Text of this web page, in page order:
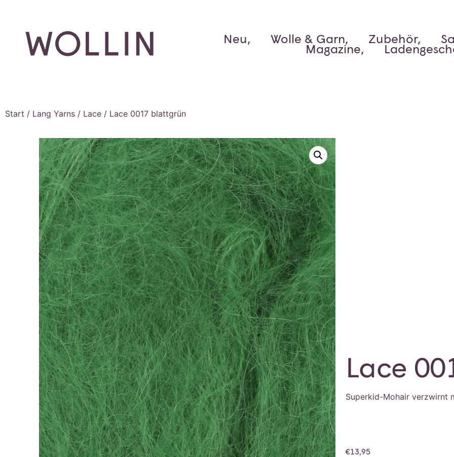
Neu, Wolle & Garn, Zubehör,
Magazine,
Start / Lang Yarns / Lace / Lace 0017 blattgrün
Lace
Superkid-Mohair verzwirnt
€13,95